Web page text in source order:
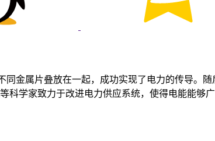
金属片叠放在一起，成功实现了电力的传导。
科学家致力于改进电力供应系统，使得电能能够